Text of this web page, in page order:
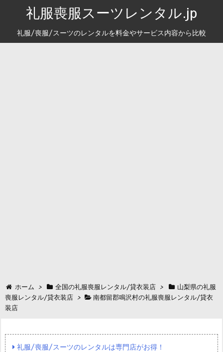
礼服喪服スーツレンタル.jp
礼服/喪服/スーツのレンタルを料金やサービス内容から比較
ホーム > 全国の礼服喪服レンタル/貸衣装店 >
山梨県の礼服
喪服レンタル/貸衣装店 >
南都留郡鳴沢村の礼服喪服レンタル/貸衣
装店
礼服/喪服/スーツのレンタルは専門店がお得！